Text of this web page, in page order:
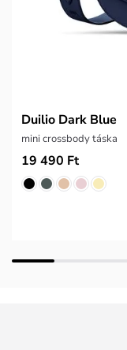
Duilio Dark Blue
mini crossbody táska
19 490 Ft